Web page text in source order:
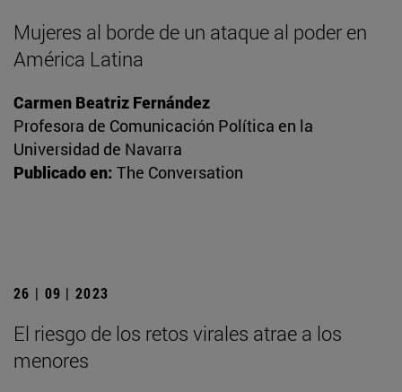
Mujeres al borde de un ataque al poder en
América Latina
Carmen Beatriz Fernández
Profesora de Comunicación Política en la
Universidad de Navarra
Publicado en: The Conversation
26 | 09 | 2023
El riesgo de los retos virales atrae a los
menores